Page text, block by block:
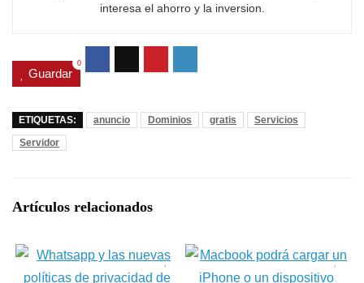
interesa el ahorro y la inversion.
Guardar
0
ETIQUETAS: anuncio Dominios gratis
Servicios
Servidor
Artículos relacionados